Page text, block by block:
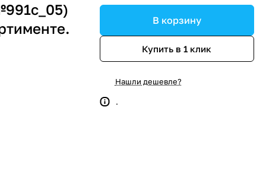
В корзину
Купить в 1 клик
Нашли дешевле?
.